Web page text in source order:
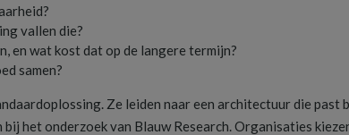
vallen die?
en wat kost dat op de langere termijn?
samen?
Ze leiden naar een architectuur die past
het onderzoek van Blauw Research. Organisaties